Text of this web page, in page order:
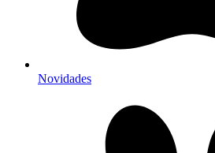
Novidades